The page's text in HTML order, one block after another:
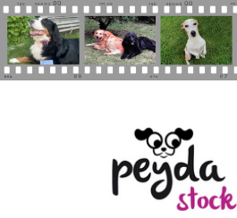
Skip to main content